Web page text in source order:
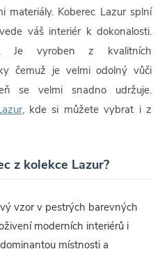
materiály. Koberec Lazur splní
váš interiér k dokonalosti.
Je vyroben z kvalitních
čemuž je velmi odolný vůči
se velmi snadno udržuje.
, kde si můžete vybrat i z
z kolekce Lazur?
vzor v pestrých barevných
moderních interiérů i
místnosti a